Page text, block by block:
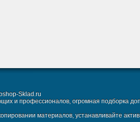
Sklad.ru
и профессионалов, огромная подборка
материалов, устанавливайте